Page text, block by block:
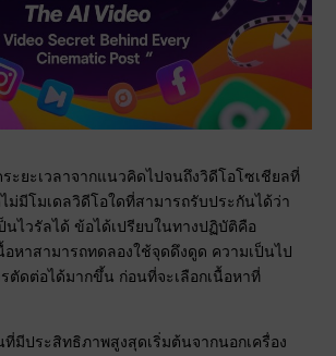
ะยะเวลาจากแนวคิดไปจนถึงวิดีโอโซเชียลที่
มีโมเดลวิดีโอใดที่สามารถรับประกันได้ว่า
ไวรัลได้ ข้อได้เปรียบในทางปฏิบัติคือ
อหาสามารถทดลองใช้จุดดึงดูด ความเป็นไป
ตัดต่อได้มากขึ้น ก่อนที่จะเลือกเนื้อหาที่
มีประสิทธิภาพสูงสุดเริ่มต้นจากนอกเครื่อง